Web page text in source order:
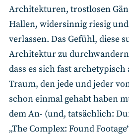
Architekturen, trostlosen
Hallen, widersinnig riesig
verlassen. Das Gefühl, diese
Architektur zu
dass es sich fast
Traum, den jede und jeder
schon einmal gehabt haben
dem An- (und, tatsächlich:
„The Complex: Found